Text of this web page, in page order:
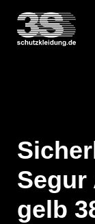
Segur
gelb